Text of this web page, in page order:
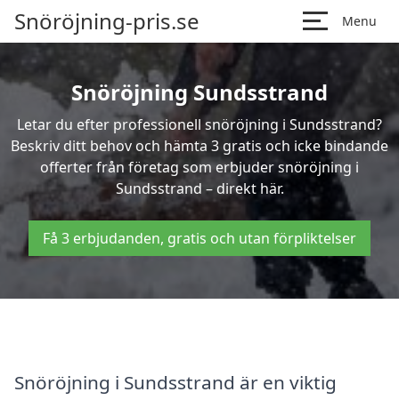
Snöröjning-pris.se Menu
Snöröjning Sundsstrand
Letar du efter professionell snöröjning i Sundsstrand?
Beskriv ditt behov och hämta 3 gratis och icke bindande
offerter från företag som erbjuder snöröjning i
Sundsstrand – direkt här.
Få 3 erbjudanden, gratis och utan förpliktelser
Snöröjning i Sundsstrand är en viktig